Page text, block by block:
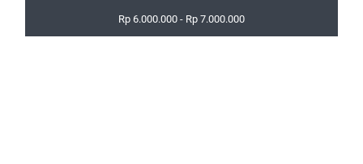
Rp 6.000.000 - Rp 7.000.000